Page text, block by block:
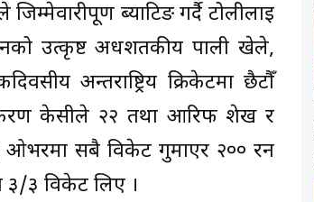
ब्याटिङ गर्दै टोलीलाई
उत्कृष्ट अर्धशतकीय पाली खेले,
अन्तर्राष्ट्रिय क्रिकेटमा छैटौँ
करण केसीले २२ तथा आरिफ शेख र
सबै विकेट गुमाएर २०० रन
३/३ विकेट लिए ।